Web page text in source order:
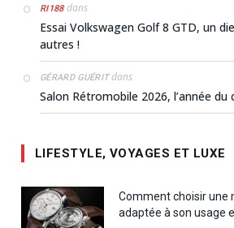
RI188dans
Essai Volkswagen Golf 8 GTD, un
autres !
GÉRARD GUÉRITdans
Salon Rétromobile 2026, l’année
LIFESTYLE, VOYAGES ET LUXE
Comment choisir une
adaptée à son usage